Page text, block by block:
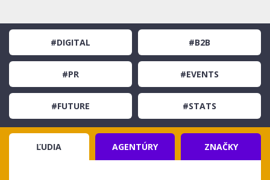
#DIGITAL #B2B
#PR #EVENTS
#FUTURE #STATS
ĽUDIA AGENTÚRY ZNAČKY